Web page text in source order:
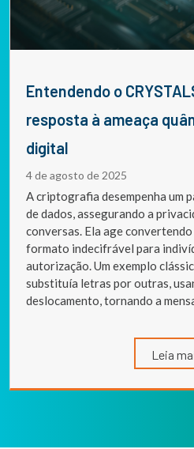
Entendendo o CRYSTALS-Kyber: a
resposta à ameaça
digital
4 de agosto de 2025
A criptografia desempenha um
de dados, assegurando a
conversas. Ela age
formato indecifrável para
autorização. Um exemplo
substituía letras por outras,
deslocamento, tornando a
Leia